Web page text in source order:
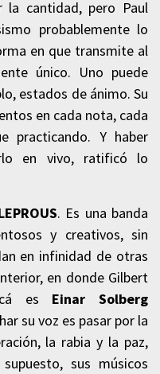
cantidad, pero Paul
probablemente lo
en que transmite al
único. Uno puede
estados de ánimo. Su
en cada nota, cada
practicando. Y haber
en vivo, ratificó lo
. Es una banda
y creativos, sin
en infinidad de otras
en donde Gilbert
es Einar Solberg
su voz es pasar por la
la rabia y la paz,
sus músicos